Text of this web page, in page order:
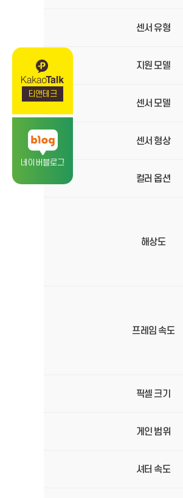
티앤테크
네이버블로그
센서 유형
지원 모델
센서 모델
센서 형상
컬러 옵션
해상도
프레임 속도
픽셀 크기
게인 범위
셔터 속도